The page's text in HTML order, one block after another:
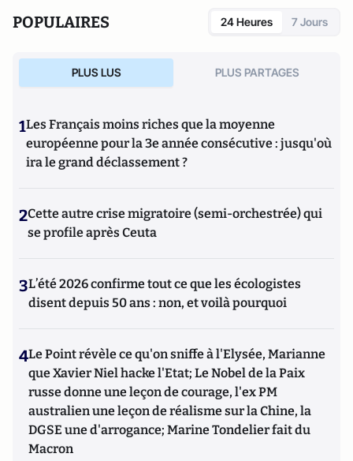
POPULAIRES 24 Heures 7 Jours
PLUS LUS PLUS PARTAGES
1Les Français moins riches que la moyenne
européenne pour la 3e année consécutive : jusqu'où
ira le grand déclassement ?
2Cette autre crise migratoire (semi-orchestrée) qui
se profile après Ceuta
3L’été 2026 confirme tout ce que les écologistes
disent depuis 50 ans : non, et voilà pourquoi
4Le Point révèle ce qu'on sniffe à l'Elysée, Marianne
que Xavier Niel hacke l'Etat; Le Nobel de la Paix
russe donne une leçon de courage, l'ex PM
australien une leçon de réalisme sur la Chine, la
DGSE une d'arrogance; Marine Tondelier fait du
Macron